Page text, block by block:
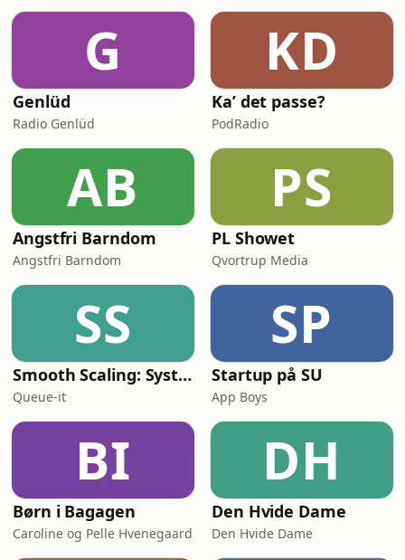
abonnement på Altinget Privat, og få
tre måneders gratis medlemskab af
Kyiv Independent med i købet: altinge
G
Genlüd
Radio Genlüd
KD
Ka’ det passe?
PodRadio
AB
Angstfri Barndom
Angstfri Barndom
PS
PL Showet
Qvortrup Media
SS
Smooth Scaling: System Design for High Traffic
Queue-it
SP
Startup på SU
App Boys
BI
Børn i Bagagen
Caroline og Pelle Hvenegaard
DH
Den Hvide Dame
Den Hvide Dame